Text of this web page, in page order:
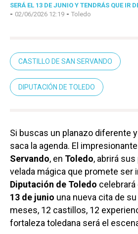
SERÁ EL 13 DE JUNIO Y TENDRÁS QUE IR
- 02/06/2026 12:19 - Toledo
CASTILLO DE SAN SERVANDO
DIPUTACIÓN DE TOLEDO
Si buscas un planazo diferente
saca la agenda. El impresionante
Servando, en Toledo, abrirá
velada mágica que promete ser
Diputación de Toledo
13 de junio una nueva cita de
meses, 12 castillos, 12
fortaleza toledana será el